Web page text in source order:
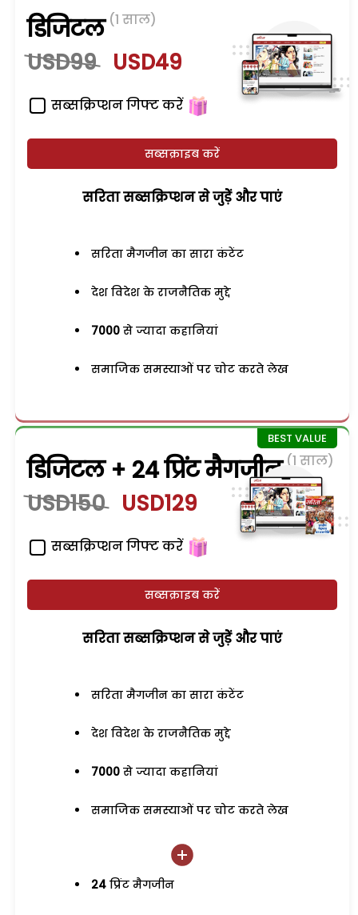
डिजिटल (1 साल)
USD99 USD49
सब्सक्रिप्शन गिफ्ट करें
सब्सक्राइब करें
सरिता सब्सक्रिप्शन से जुड़ेें और पाएं
सरिता मैगजीन का सारा कंटेंट
देश विदेश के राजनैतिक मुद्दे
7000 से ज्यादा कहानियां
समाजिक समस्याओं पर चोट करते लेख
डिजिटल + 24 प्रिंट मैगजीन (1 साल)
USD150 USD129
सब्सक्रिप्शन गिफ्ट करें
सब्सक्राइब करें
सरिता सब्सक्रिप्शन से जुड़ेें और पाएं
सरिता मैगजीन का सारा कंटेंट
देश विदेश के राजनैतिक मुद्दे
7000 से ज्यादा कहानियां
समाजिक समस्याओं पर चोट करते लेख
24 प्रिंट मैगजीन